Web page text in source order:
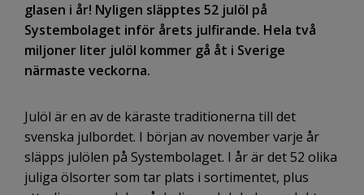
glasen i år! Nyligen släpptes 52 julöl på
Systembolaget inför årets julfirande. Hela två
miljoner liter julöl kommer gå åt i Sverige
närmaste veckorna.
Julöl är en av de käraste traditionerna till det
svenska julbordet. I början av november varje år
släpps julölen på Systembolaget. I år är det 52 olika
juliga ölsorter som tar plats i sortimentet, plus